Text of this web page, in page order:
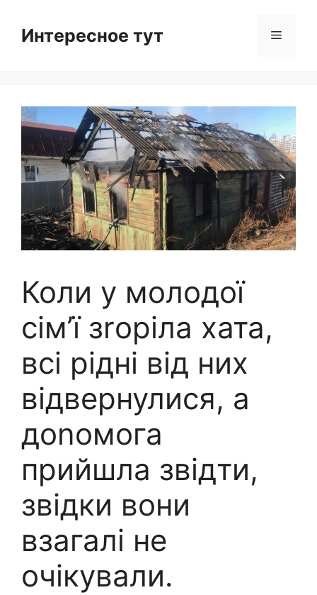
contentИнтересное тут Menu
Коли у молодої
сім’ї зrоріла хата,
всі рідні від них
відвернулися, а
доnомога
прийшла звідти,
звідки вони
взагалі не
очікували.